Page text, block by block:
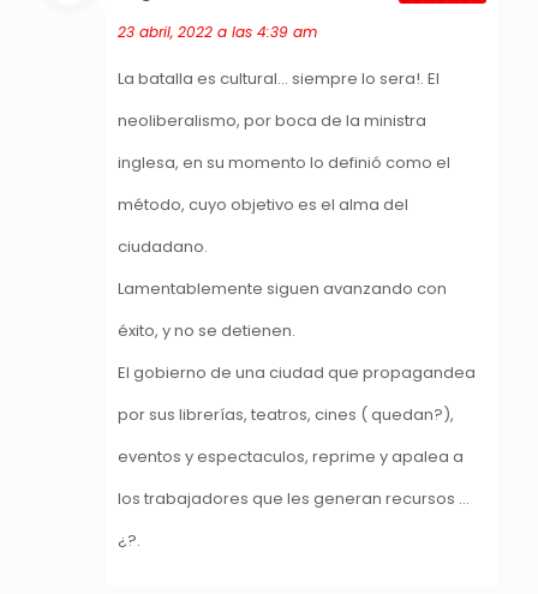
23 abril, 2022 a las 4:39 am
La batalla es cultural… siempre lo sera!. El
neoliberalismo, por boca de la ministra
inglesa, en su momento lo definió como el
método, cuyo objetivo es el alma del
ciudadano.
Lamentablemente siguen avanzando con
éxito, y no se detienen.
El gobierno de una ciudad que propagandea
por sus librerías, teatros, cines ( quedan?),
eventos y espectaculos, reprime y apalea a
los trabajadores que les generan recursos …
¿?.